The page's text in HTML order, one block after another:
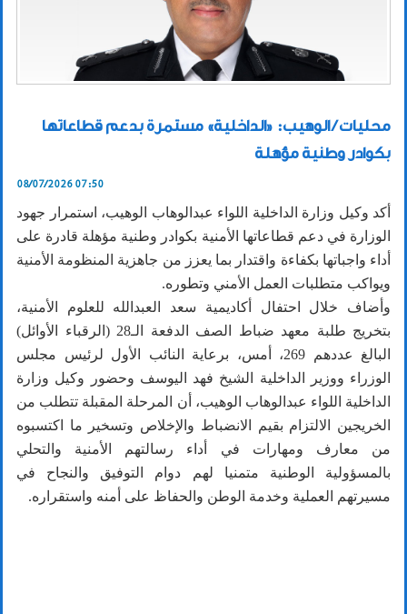
محليات / الوهيب: «الداخلية» مستمرة بدعم قطاعاتها
بكوادر وطنية مؤهلة
08/07/2026 07:50
أكد وكيل وزارة الداخلية اللواء عبدالوهاب الوهيب، استمرار جهود
الوزارة في دعم قطاعاتها الأمنية بكوادر وطنية مؤهلة قادرة على
أداء واجباتها بكفاءة واقتدار بما يعزز من جاهزية المنظومة الأمنية
ويواكب متطلبات العمل الأمني وتطوره.
وأضاف خلال احتفال أكاديمية سعد العبدالله للعلوم الأمنية،
بتخريج طلبة معهد ضباط الصف الدفعة الـ28 (الرقباء الأوائل)
البالغ عددهم 269، أمس، برعاية النائب الأول لرئيس مجلس
الوزراء ووزير الداخلية الشيخ فهد اليوسف وحضور وكيل وزارة
الداخلية اللواء عبدالوهاب الوهيب، أن المرحلة المقبلة تتطلب من
الخريجين الالتزام بقيم الانضباط والإخلاص وتسخير ما اكتسبوه
من معارف ومهارات في أداء رسالتهم الأمنية والتحلي
بالمسؤولية الوطنية متمنيا لهم دوام التوفيق والنجاح في
مسيرتهم العملية وخدمة الوطن والحفاظ على أمنه واستقراره.